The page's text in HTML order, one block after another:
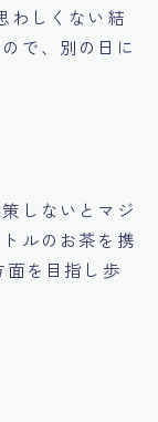
わしくない結
で、別の日に
しないとマジ
ルのお茶を携
を目指し歩